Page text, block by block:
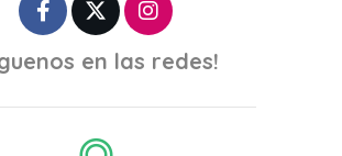
en las redes!